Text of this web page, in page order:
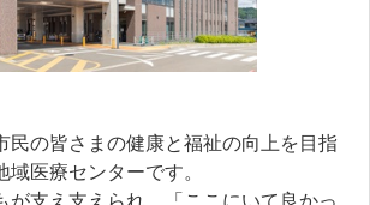
民の皆さまの健康と福祉の向上を目指
域医療センターです。
が支え支えられ、「ここにいて良かっ